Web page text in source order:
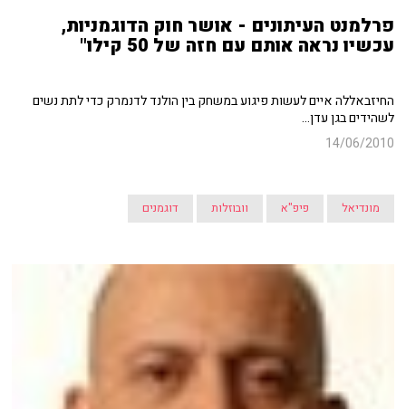
פרלמנט העיתונים - אושר חוק הדוגמניות,
עכשיו נראה אותם עם חזה של 50 קילו"
החיזבאללה איים לעשות פיגוע במשחק בין הולנד לדנמרק כדי לתת נשים
לשהידים בגן עדן...
14/06/2010
מונדיאל פיפ"א וובוזלות דוגמנים